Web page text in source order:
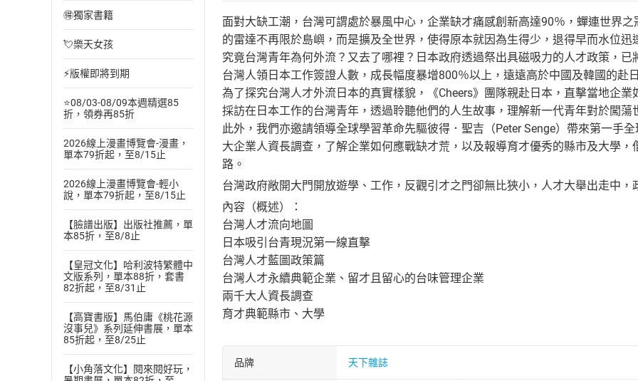
🉐獨家書籍
💘樂天女孩
⚡版權即將到期
⭐08/03-08/09本週精選85
折，領券再85折
2026線上漫畫博覽會-漫畫，
單本79折起，至8/15止
2026線上漫畫博覽會-輕小
說，單本79折起，至8/15止
【臉譜出版】出版社推薦，單
本85折，至8/8止
【皇冠文化】哈利波特繁體中
文版系列，單本88折，套書
82折起，至8/31止
【高寶書版】馬伯庸《桃花源
沒事兒》系列延伸書展，單本
85折起，至8/25止
【小角落文化】閱來閱好玩，
面對大缺工潮，台灣可謂處於暴風中心，企業缺才痛感創新高達90％，蟬連世界
的雷達不再限於島嶼，而是擴及全世界，使得原本就因為生得少，退得早而水位迅
究竟台灣青年為何外流？又去了哪裡？日本政府透過祭出具磁吸力的人才政策，
台灣人領日本工作簽證人數，成長幅度暴增800％以上，遠遠高於中國及韓國的赴
為了探究台灣人才外流日本的真實樣貌，《Cheers》團隊親赴日本，直擊當地企
採訪在日本工作的台灣青年，透過聆聽他們的人生故事，理解新一代青年對於闖蕩
此外，我們亦邀請領導全球學習革命先驅彼得．聖吉（Peter Senge）帶來第一手
大企業人資長調查，了解企業如何應戰缺才荒，以及報導育才優秀的縣市及大學
路。
台灣政府敞開大門開放遊學、工作，反觀引才之門卻無比狹小，人才大舉出走中，
內容（概述）：
台灣人才流向地圖
日本吸引台青現況第一線直擊
台灣人才藍圖政策篇
台灣人才永續典範企業、留才且留心的台味管理企業
兩千大人資長調查
育才典範縣市、大學
品牌 天下雜誌